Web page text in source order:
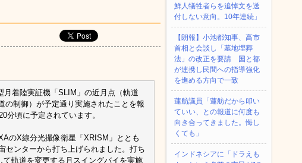
着陸実証機「SLIM」の近月点（軌道
の制御）が予定通り実施されたことを報
分頃に予定されています。
のX線分光撮像衛星「XRISM」ととも
センターから打ち上げられました。打ち
て軌道を変更する月スイングバイを実施
鮮人犠牲者らを追悼文を送
付しない意向。10年連続」
【朗報】小池都知事、高市
首相と会談し「墓地埋葬
法」の改正を要請 国と都
が連携し民間への指導強化
を進める方向で一致
蓮舫議員「蓮舫だから叩い
ていい、との報道に何度も
向き合ってきました。悔し
くても」
インドネシアに「ドラえも